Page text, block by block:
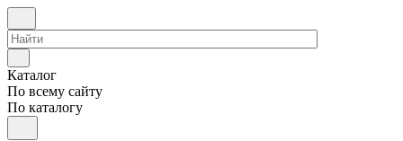
Каталог
По всему сайту
По каталогу